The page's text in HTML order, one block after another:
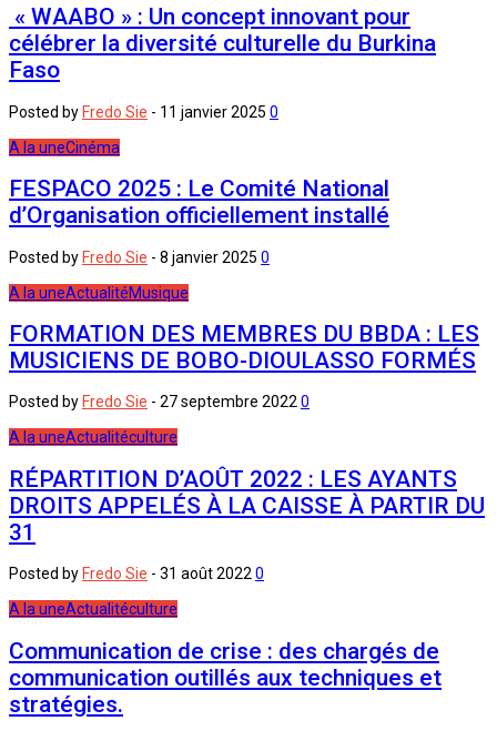
« WAABO » : Un concept innovant pour
célébrer la diversité culturelle du Burkina
Faso
Posted by Fredo Sie - 11 janvier 2025 0
A la uneCinéma
FESPACO 2025 : Le Comité National
d’Organisation officiellement installé
Posted by Fredo Sie - 8 janvier 2025 0
A la uneActualitéMusique
FORMATION DES MEMBRES DU BBDA : LES
MUSICIENS DE BOBO-DIOULASSO FORMÉS
Posted by Fredo Sie - 27 septembre 20220
A la uneActualitéculture
RÉPARTITION D’AOÛT 2022 : LES AYANTS
DROITS APPELÉS À LA CAISSE À PARTIR DU
31
Posted by Fredo Sie - 31 août 20220
A la uneActualitéculture
Communication de crise : des chargés de
communication outillés aux techniques et
stratégies.